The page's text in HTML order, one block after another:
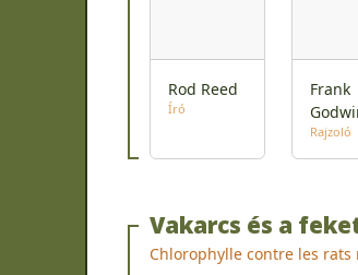
Rod Reed
Író
Frank
Rajzoló
Vakarcs és a
Chlorophylle contre les rats